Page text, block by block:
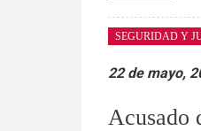
SEGURIDAD Y
22 de mayo,
Acusado